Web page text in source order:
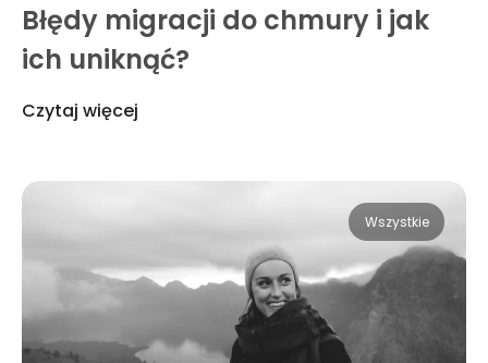
Błędy migracji do chmury i jak
ich uniknąć?
Czytaj więcej
Wszystkie